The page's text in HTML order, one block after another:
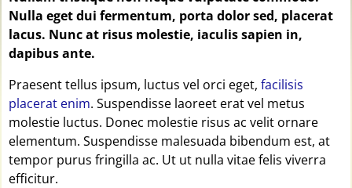
Nulla eget dui fermentum, porta dolor sed, placerat
lacus. Nunc at risus molestie, iaculis sapien in,
dapibus ante.
Praesent tellus ipsum, luctus vel orci eget, facilisis
placerat enim. Suspendisse laoreet erat vel metus
molestie luctus. Donec molestie risus ac velit ornare
elementum. Suspendisse malesuada bibendum est, at
tempor purus fringilla ac. Ut ut nulla vitae felis viverra
efficitur.